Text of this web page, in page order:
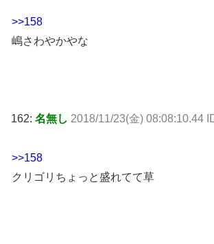
>>158
嶋さわやかやな
162: 名無し 2018/11/23(金) 08:08:10.44
>>158
クリゴリちょっと盛れてて草